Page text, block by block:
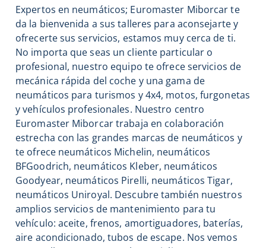
Expertos en neumáticos; Euromaster Miborcar te
da la bienvenida a sus talleres para aconsejarte y
ofrecerte sus servicios, estamos muy cerca de ti.
No importa que seas un cliente particular o
profesional, nuestro equipo te ofrece servicios de
mecánica rápida del coche y una gama de
neumáticos para turismos y 4x4, motos, furgonetas
y vehículos profesionales. Nuestro centro
Euromaster Miborcar trabaja en colaboración
estrecha con las grandes marcas de neumáticos y
te ofrece neumáticos Michelin, neumáticos
BFGoodrich, neumáticos Kleber, neumáticos
Goodyear, neumáticos Pirelli, neumáticos Tigar,
neumáticos Uniroyal. Descubre también nuestros
amplios servicios de mantenimiento para tu
vehículo: aceite, frenos, amortiguadores, baterías,
aire acondicionado, tubos de escape. Nos vemos